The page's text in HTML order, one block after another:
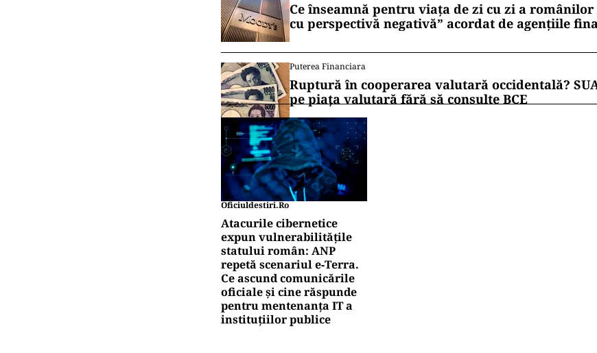
Ce înseamnă pentru viața de zi cu zi a
cu perspectivă negativă” acordat de agențiile
Puterea Financiara
Ruptură în cooperarea valutară occidentală?
pe piața valutară fără să consulte BCE
Oficiuldestiri.ro
Atacurile cibernetice
expun vulnerabilitățile
statului român: ANP
repetă scenariul e‑Terra.
Ce ascund comunicările
oficiale și cine răspunde
pentru mentenanța IT a
instituțiilor publice